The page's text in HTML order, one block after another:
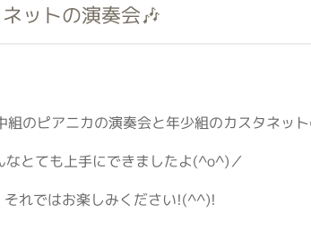
ットの演奏会🎶
組のピアニカの演奏会と年少組のカスタネッ
なとても上手にできましたよ(^o^)／
それではお楽しみください!(^^)!